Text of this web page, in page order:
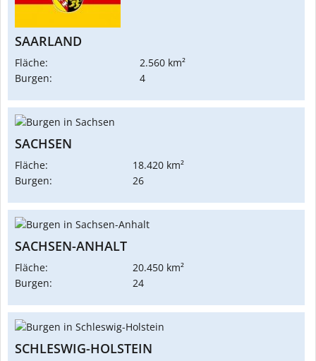
SAARLAND
Fläche:
2.560 km²
Burgen:
4
SACHSEN
Fläche:
18.420 km²
Burgen:
26
SACHSEN-ANHALT
Fläche:
20.450 km²
Burgen:
24
SCHLESWIG-HOLSTEIN